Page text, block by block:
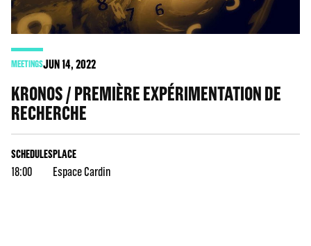
MEETINGSJUN14, 2022
KRONOS / PREMIÈRE EXPÉRIMENTATION DE
RECHERCHE
SCHEDULES
18:00
PLACE
Espace Cardin